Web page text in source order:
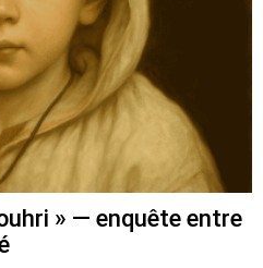
» — enquête entre